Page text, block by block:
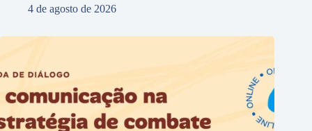
4 de agosto de 2026